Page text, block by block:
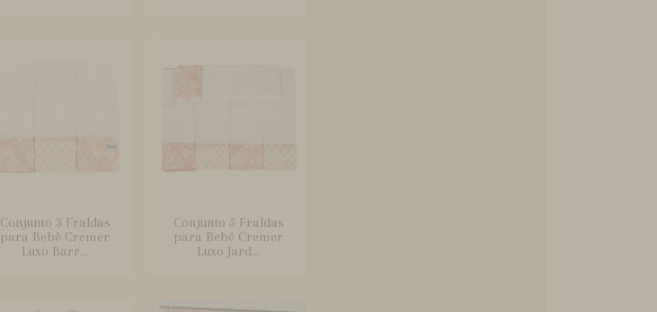
Conjunto 3 Fraldas
para Bebê Cremer
Luxo Barr...
Conjunto 5 Fraldas
para Bebê Cremer
Luxo Jard...